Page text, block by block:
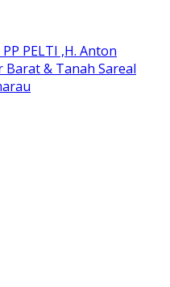
PELTI ,H. Anton
& Tanah Sareal